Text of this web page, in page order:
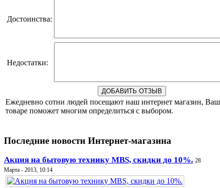
Достоинства:
Недостатки:
Ежедневно сотни людей посещают наш интернет магазин,
товаре поможет многим определиться с выбором.
Последние новости Интернет-магазина
Акция на бытовую технику MBS, скидки до 10%. 28
Марта - 2013, 10:14